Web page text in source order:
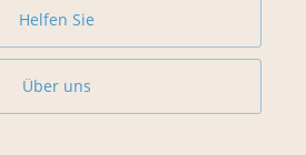
Helfen Sie
Über uns